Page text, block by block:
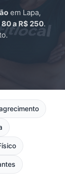
em Lapa,
80 a R$ 250.